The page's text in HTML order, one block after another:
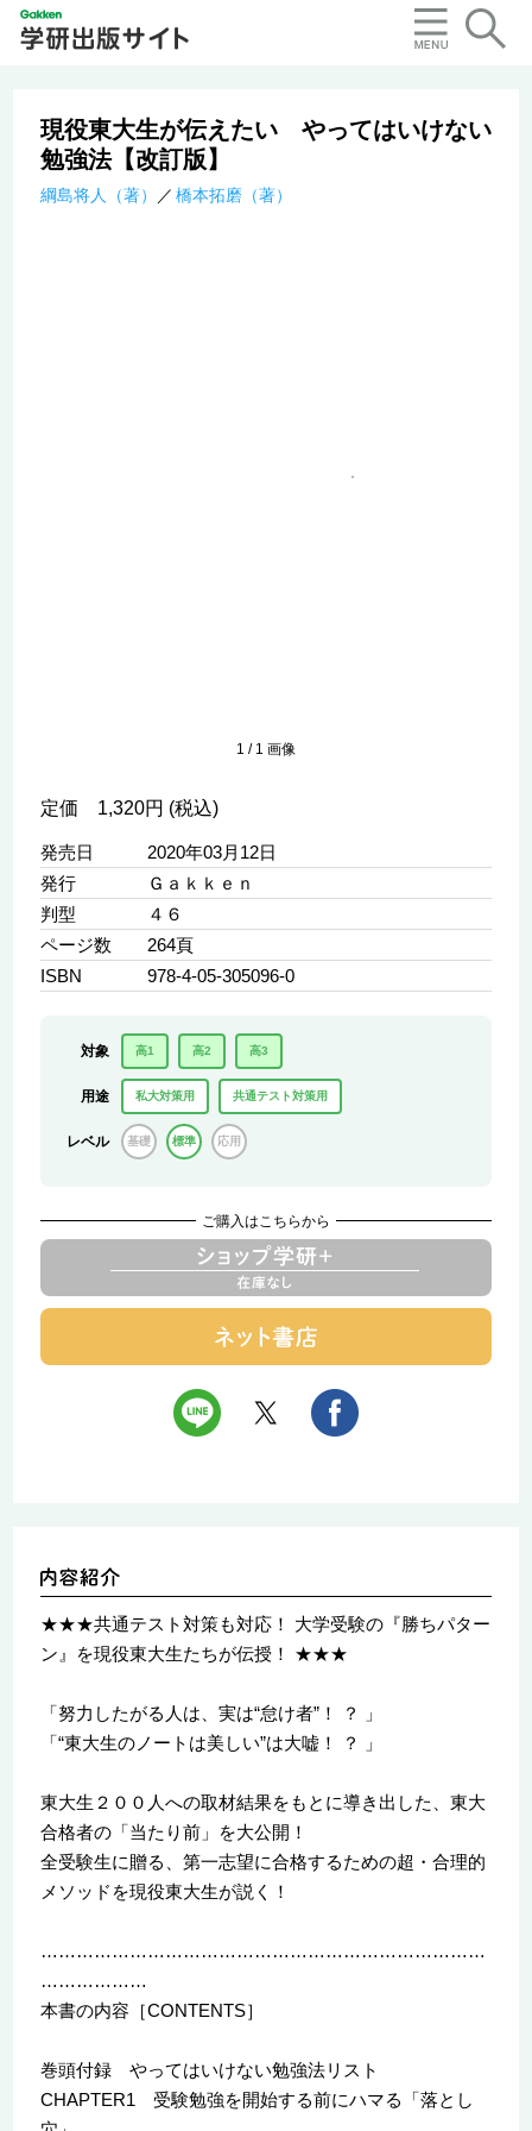
現役東大生が伝えたい やってはいけない
勉強法【改訂版】
綱島将人（著） 橋本拓磨（著）
1 / 1 画像
定価 1,320円 (税込)
発売日
2020年03月12日
発行
Ｇａｋｋｅｎ
判型
４６
ページ数
264頁
ISBN
978-4-05-305096-0
対象 高1 高2 高3
用途 私大対策用 共通テスト対策用
レベル 基礎 標準 応用
ご購入はこちらから
★★★共通テスト対策も対応！ 大学受験の『勝ちパター
ン』を現役東大生たちが伝授！ ★★★
「努力したがる人は、実は“怠け者”！ ？ 」
「“東大生のノートは美しい”は大嘘！ ？ 」
東大生２００人への取材結果をもとに導き出した、東大
合格者の「当たり前」を大公開！
全受験生に贈る、第一志望に合格するための超・合理的
メソッドを現役東大生が説く！
…………………………………………………………………
………………
本書の内容［CONTENTS］
巻頭付録 やってはいけない勉強法リスト
CHAPTER1 受験勉強を開始する前にハマる「落とし